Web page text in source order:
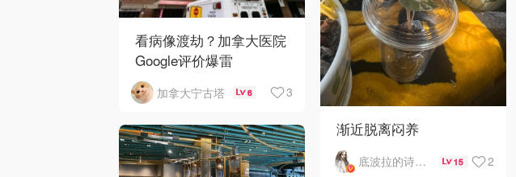
渐近脱离闷养
底波拉的诗与歌 15 2
看病像渡劫？加拿大医院
Google评价爆雷
加拿大宁古塔 6 3